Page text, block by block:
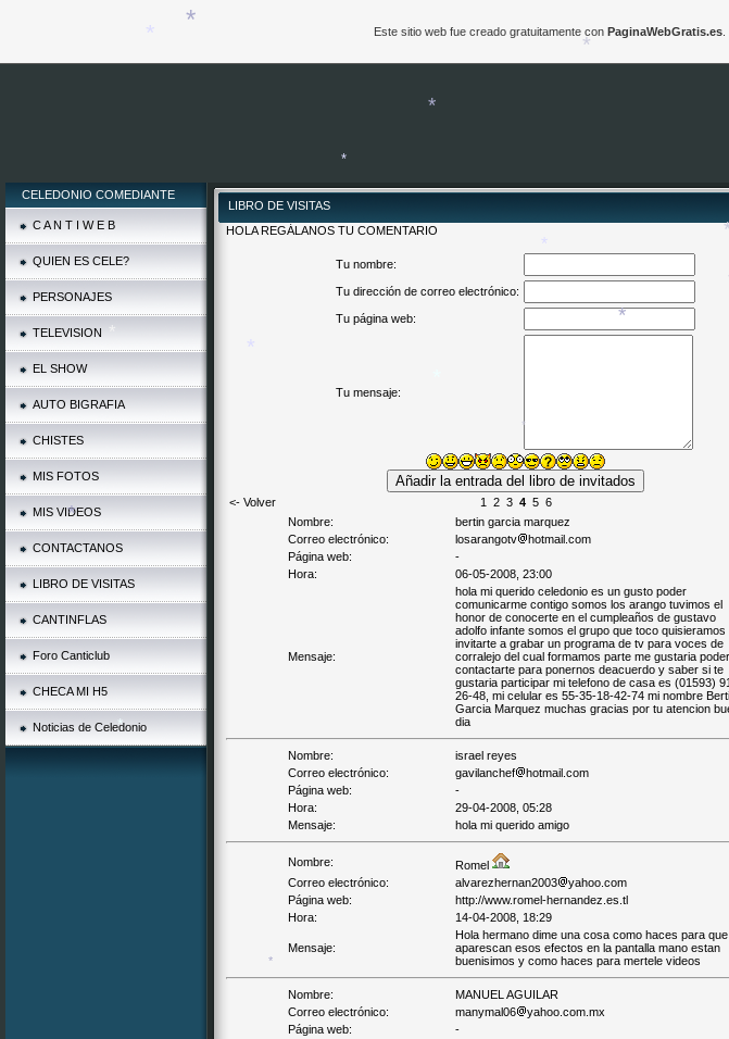
CELEDONIO COMEDIANTE
C A N T I W E B
QUIEN ES CELE?
PERSONAJES
TELEVISION
EL SHOW
AUTO BIGRAFIA
CHISTES
MIS FOTOS
MIS VIDEOS
CONTACTANOS
LIBRO DE VISITAS
CANTINFLAS
Foro Canticlub
CHECA MI H5
Noticias de Celedonio
LIBRO DE VISITAS
HOLA REGÁLANOS TU COMENTARIO
Tu nombre:
Tu dirección de correo electrónico:
Tu página web:
Tu mensaje:
<- Volver 1 2 3 4 5 6
Nombre:
bertin garcia marquez
Correo electrónico:
losarangotv
hotmail.com
Página web:
-
Hora:
06-05-2008, 23:00
Mensaje:
hola mi querido celedonio es un gusto poder
comunicarme contigo somos los arango tuvimos el
honor de conocerte en el cumpleaños de gustavo
adolfo infante somos el grupo que toco quisieramos
invitarte a grabar un programa de tv para voces de
corralejo del cual formamos parte me gustaria poder
contactarte para ponernos deacuerdo y saber si te
gustaria participar mi telefono de casa es (01593)
26-48, mi celular es 55-35-18-42-74 mi nombre
Garcia Marquez muchas gracias por tu atencion
dia
Nombre:
israel reyes
Correo electrónico:
gavilanchef
hotmail.com
Página web:
-
Hora:
29-04-2008, 05:28
Mensaje:
hola mi querido amigo
Nombre:
Romel
Correo electrónico:
alvarezhernan2003
yahoo.com
Página web:
http://www.romel-hernandez.es.tl
Hora:
14-04-2008, 18:29
Mensaje:
Hola hermano dime una cosa como haces para
aparescan esos efectos en la pantalla mano estan
buenisimos y como haces para mertele videos
Nombre:
MANUEL AGUILAR
Correo electrónico:
manymal06
yahoo.com.mx
Página web:
-
Este sitio web fue creado gratuitamente con PaginaWebGratis.es.
*
*
*
*
*